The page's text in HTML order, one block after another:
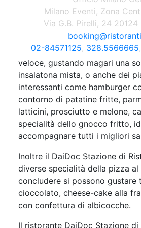
motociclette d’epoca vere e
degli appassionati.
I pasti del ristorante DaiDoc
appositamente per chi ha
veloce, gustando magari una
insalatona mista, o anche dei
interessanti come hamburger
contorno di patatine fritte,
latticini, prosciutto e melone,
specialità dello gnocco fritto,
accompagnare tutti i migliori
Inoltre il DaiDoc Stazione di
diverse specialità della pizza al
concludere si possono gustare
cioccolato, cheese-cake alla
con confettura di albicocche.
Il ristorante DaiDoc Stazione di
Milano Eventi, Zona
Via G.B. Pirelli, 24
02-84571125, 328.5566665,